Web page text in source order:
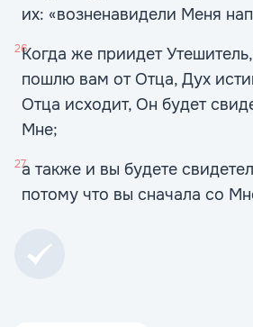
их: «возненавидели Меня
26Когда же приидет
пошлю вам от Отца, Дух
Отца исходит, Он будет
Мне;
27а также и вы будете
потому что вы сначала со